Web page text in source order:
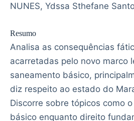
NUNES, Ydssa Sthefane
Resumo
Analisa as consequências
acarretadas pelo novo marco
saneamento básico,
diz respeito ao estado do
Discorre sobre tópicos como
básico enquanto direito